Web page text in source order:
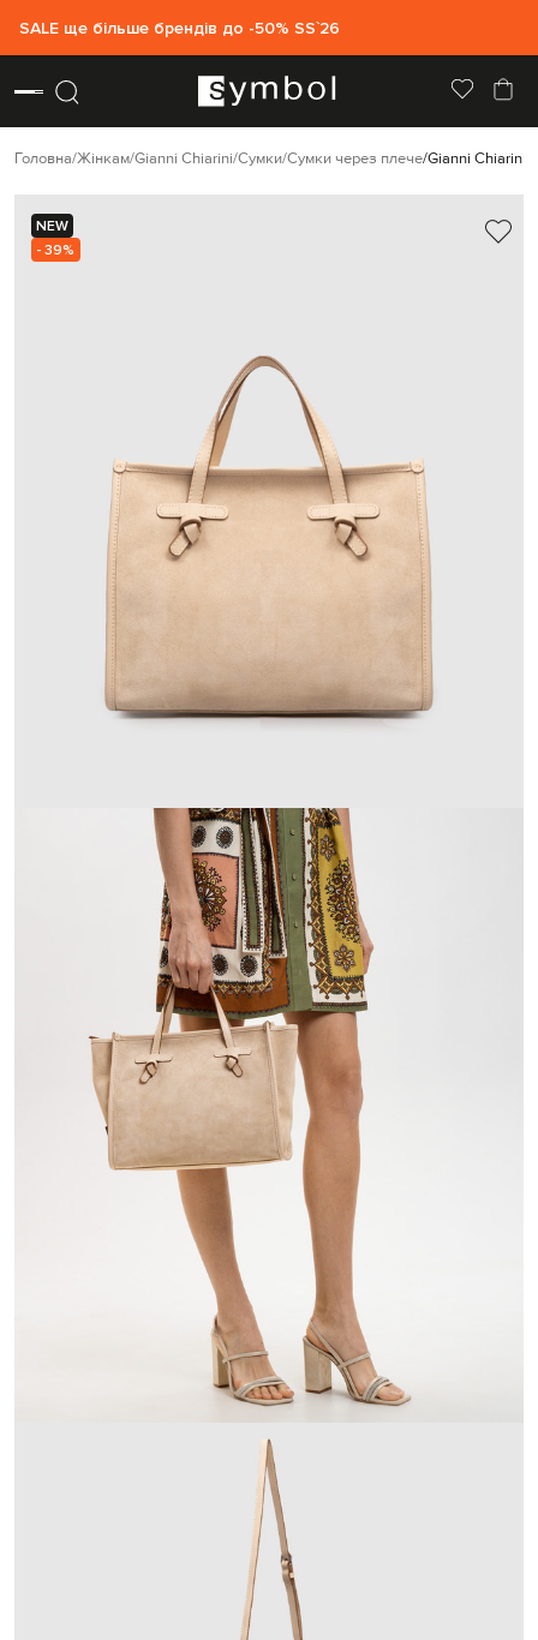
SALE ще більше брендів до -50% SS`26
Головна Жінкам Gianni Chiarini Сумки Сумки через плече Gianni Chiarini
NEW
- 39%